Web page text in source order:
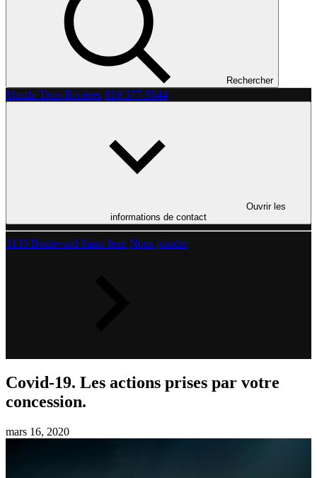
Rechercher
Mazda Trois-Rivières 819 377-5844
Ouvrir les
informations de contact
3135 Boulevard Saint-Jean Nous joindre
Covid-19. Les actions prises par votre
concession.
mars 16, 2020